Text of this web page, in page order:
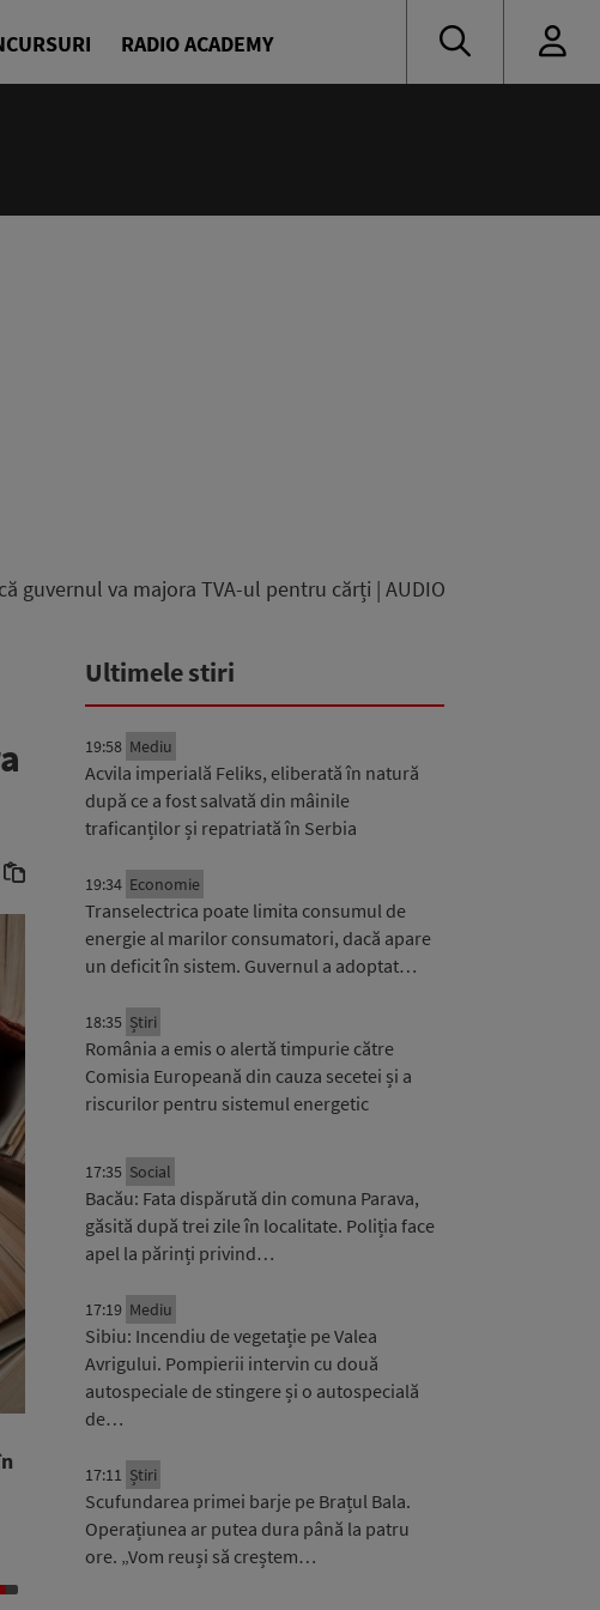
RADIO ACADEMY
guvernul va majora TVA-ul pentru cărți | AUDIO
Ultimele stiri
19:58 Mediu
Acvila imperială Feliks, eliberată în natură
după ce a fost salvată din mâinile
traficanților și repatriată în Serbia
19:34 Economie
Transelectrica poate limita consumul de
energie al marilor consumatori, dacă apare
un deficit în sistem. Guvernul a adoptat…
18:35 Știri
România a emis o alertă timpurie către
Comisia Europeană din cauza secetei și a
riscurilor pentru sistemul energetic
17:35 Social
Bacău: Fata dispărută din comuna Parava,
găsită după trei zile în localitate. Poliția face
apel la părinți privind…
17:19 Mediu
Sibiu: Incendiu de vegetație pe Valea
Avrigului. Pompierii intervin cu două
autospeciale de stingere și o autospecială
de…
17:11 Știri
Scufundarea primei barje pe Brațul Bala.
Operațiunea ar putea dura până la patru
ore. „Vom reuși să creștem…